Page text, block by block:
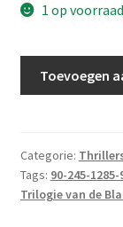
1 op voorraad
aantal
Toevoegen
Categorie:
Tags: 90-245-1285-
Trilogie van de